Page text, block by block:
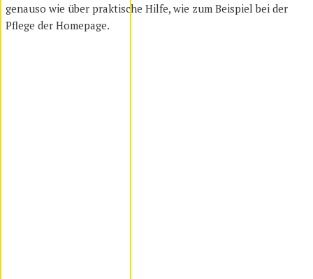
genauso wie über praktische Hilfe, wie zum Beispiel bei der
Pflege der Homepage.